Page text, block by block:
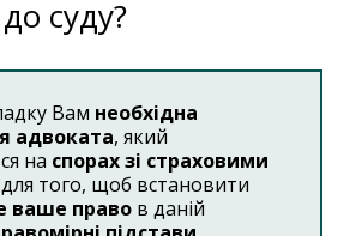
суду?
Вам необхідна
адвоката, який
на спорах зі страховими
для того, щоб встановити
ваше право в даній